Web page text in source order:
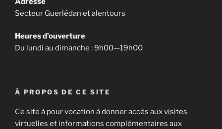
Secteur Guerlédan et alentours
Heures d’ouverture
Du lundi au dimanche : 9h00—19h00
À PROPOS DE CE SITE
Ce site à pour vocation à donner accès aux visites
virtuelles et informations complémentaires aux